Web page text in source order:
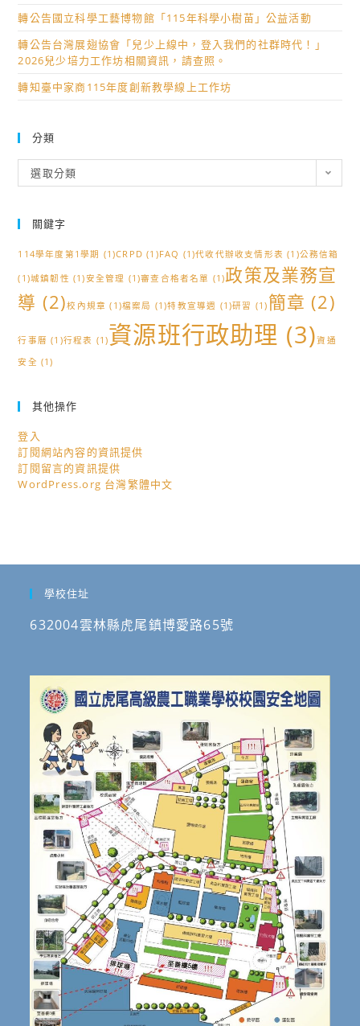
轉公告國立科學工藝博物館「115年科學小樹苗」公益活動
轉公告台灣展翅協會「兒少上線中，登入我們的社群時代！」
2026兒少培力工作坊相關資訊，請查照。
轉知臺中家商115年度創新教學線上工作坊
分類
類
選取分類
關鍵字
114學年度第1學期 (1)CRPD (1)FAQ (1)代收代辦收支情形表 (1)公務信箱
(1)城鎮韌性 (1)安全管理 (1)審查合格者名單 (1)政策及業務宣
導 (2)校內規章 (1)檔案局 (1)特教宣導週 (1)研習 (1) 簡章 (2)
行事曆 (1)行程表 (1)資源班行政助理 (3)資通
安全 (1)
其他操作
登入
訂閱網站內容的資訊提供
訂閱留言的資訊提供
WordPress.org 台灣繁體中文
學校住址
632004雲林縣虎尾鎮博愛路65號